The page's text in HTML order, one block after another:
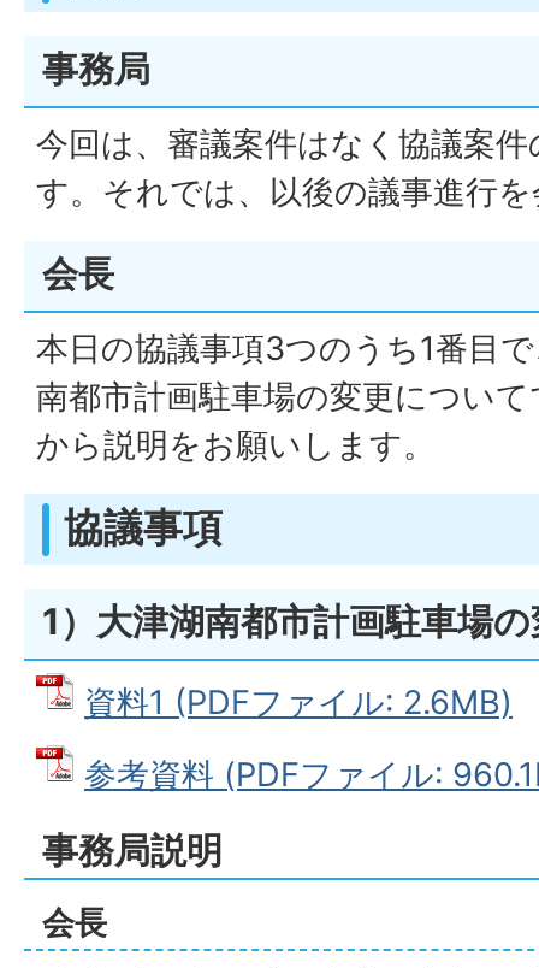
事務局
今回は、審議案件はなく協議案
す。それでは、以後の議事進行
会長
本日の協議事項3つのうち1番目
南都市計画駐車場の変更につい
から説明をお願いします。
協議事項
1）大津湖南都市計画駐車場
資料1 (PDFファイル: 2.6MB)
参考資料 (PDFファイル:
事務局説明
会長